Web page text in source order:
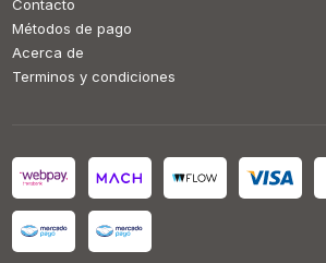
Contacto
Métodos de pago
Acerca de
Terminos y condiciones